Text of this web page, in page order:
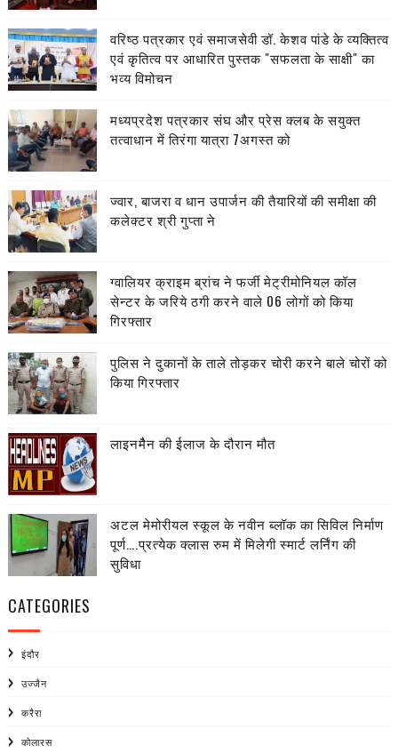
वरिष्ठ पत्रकार एवं समाजसेवी डॉ. केशव पांडे के व्यक्तित्व
एवं कृतित्व पर आधारित पुस्तक "सफलता के साक्षी" का
भव्य विमोचन
मध्यप्रदेश पत्रकार संघ और प्रेस क्लब के सयुक्त
तत्वाधान में तिरंगा यात्रा 7अगस्त को
ज्वार, बाजरा व धान उपार्जन की तैयारियों की समीक्षा की
कलेक्टर श्री गुप्ता ने
ग्वालियर क्राइम ब्रांच ने फर्जी मेट्रीमोनियल कॉल
सेन्टर के जरिये ठगी करने वाले 06 लोगों को किया
गिरफ्तार
पुलिस ने दुकानों के ताले तोड़कर चोरी करने बाले चोरों को
किया गिरफ्तार
लाइनमैैन की ईलाज के दौरान मौत
अटल मेमोरीयल स्कूल के नवीन ब्लॉक का सिविल निर्माण
पूर्ण….प्रत्येक क्लास रुम में मिलेगी स्मार्ट लर्निंग की
सुविधा
CATEGORIES
इंदौर
उज्जैन
करैरा
कोलारस